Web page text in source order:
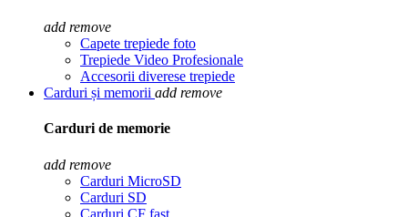
add remove
Capete trepiede foto
Trepiede Video Profesionale
Accesorii diverese trepiede
Carduri și memorii add remove
Carduri de memorie
add remove
Carduri MicroSD
Carduri SD
Carduri CF fast